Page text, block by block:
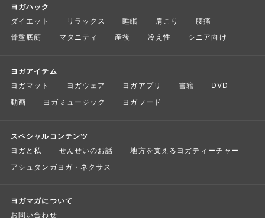
ヨガハック
ダイエット リラックス 睡眠 肩こり
腰痛
骨盤底筋
マタニティ 産後 冷え性 シニア向け
ヨガアイテム
ヨガマット ヨガウェア ヨガアプリ 書籍
DVD
動画
ヨガミュージック ヨガフード
スペシャルコンテンツ
ヨガと私 せんせいのお話
地方を支えるヨガティーチャー
アシュタンガヨガ・ネクサス
ヨガマガについて
お問い合わせ